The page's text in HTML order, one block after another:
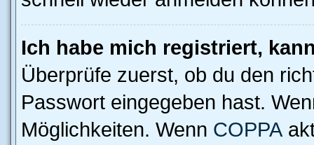
Ich habe mich registriert,
Überprüfe zuerst, ob du den
Passwort eingegeben hast.
Möglichkeiten. Wenn COPPA